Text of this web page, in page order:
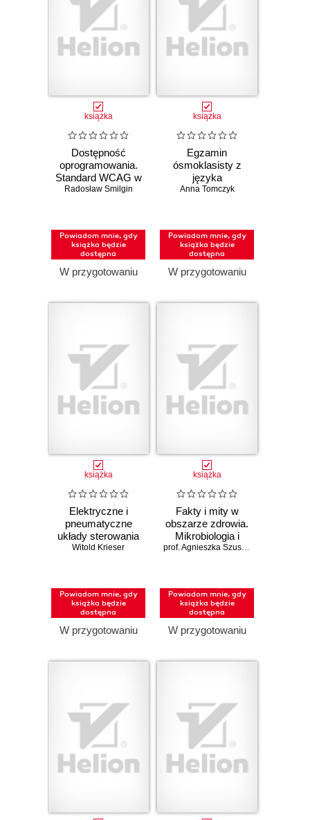
książka
Dostępność
oprogramowania.
Standard WCAG w
praktyce
Radosław Smilgin
Powiadom mnie, gdy
książka będzie
dostępna
W przygotowaniu
książka
Egzamin
ósmoklasisty z
języka
angielskiego -
Anna Tomczyk
Powiadom mnie, gdy
książka będzie
dostępna
W przygotowaniu
książka
Elektryczne i
pneumatyczne
układy sterowania
w pigułce
Witold Krieser
Powiadom mnie, gdy
książka będzie
dostępna
W przygotowaniu
książka
Fakty i mity w
obszarze zdrowia.
Mikrobiologia i
wakcynologia prof. Agnieszka Szuster-Ciesielska; dr Tomasz Dziecištkowski
Powiadom mnie, gdy
książka będzie
dostępna
W przygotowaniu